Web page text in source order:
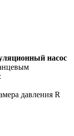
насос
давления R